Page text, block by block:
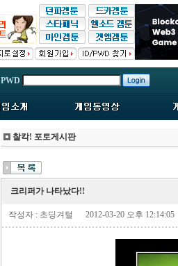
PWD
찰칵! 포토게시판
크리퍼가 나타났다!!
작성자 : 초딩겨털 2012-03-20 오후 12:14:05